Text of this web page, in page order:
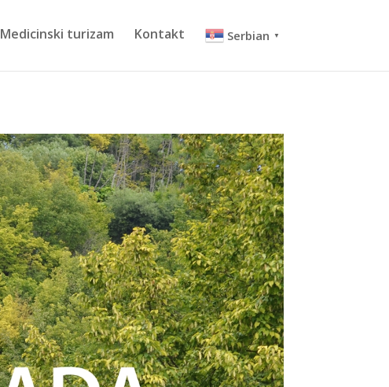
Medicinski turizam Kontakt Serbian ▼